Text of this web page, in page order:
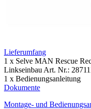
Lieferumfang
1 x Selve MAN Rescue
Linkseinbau Art. Nr.:
1 x Bedienungsanleitung
Dokumente
Montage- und